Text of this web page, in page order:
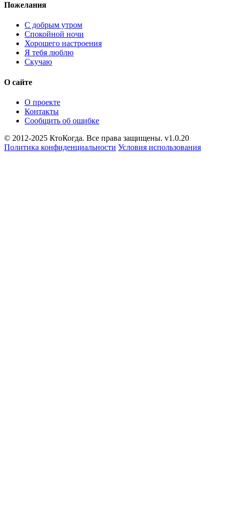
Пожелания
С добрым утром
Спокойной ночи
Хорошего настроения
Я тебя люблю
Скучаю
О сайте
О проекте
Контакты
Сообщить об ошибке
© 2012-2025 КтоКогда. Все права защищены. v1.0.20
Политика конфиденциальности Условия использования